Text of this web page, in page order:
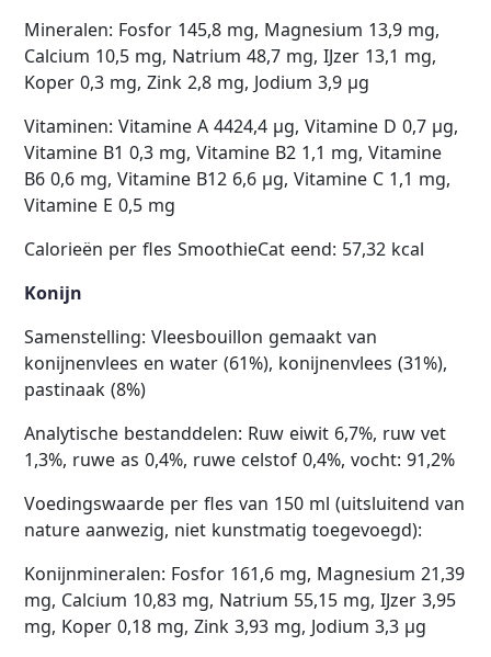
Mineralen: Fosfor 145,8 mg, Magnesium 13,9 mg,
Calcium 10,5 mg, Natrium 48,7 mg, IJzer 13,1 mg,
Koper 0,3 mg, Zink 2,8 mg, Jodium 3,9 µg
Vitaminen: Vitamine A 4424,4 µg, Vitamine D 0,7 µg,
Vitamine B1 0,3 mg, Vitamine B2 1,1 mg, Vitamine
B6 0,6 mg, Vitamine B12 6,6 µg, Vitamine C 1,1 mg,
Vitamine E 0,5 mg
Calorieën per fles SmoothieCat eend: 57,32 kcal
Konijn
Samenstelling: Vleesbouillon gemaakt van
konijnenvlees en water (61%), konijnenvlees (31%),
pastinaak (8%)
Analytische bestanddelen: Ruw eiwit 6,7%, ruw vet
1,3%, ruwe as 0,4%, ruwe celstof 0,4%, vocht: 91,2%
Voedingswaarde per fles van 150 ml (uitsluitend van
nature aanwezig, niet kunstmatig toegevoegd):
Konijnmineralen: Fosfor 161,6 mg, Magnesium 21,39
mg, Calcium 10,83 mg, Natrium 55,15 mg, IJzer 3,95
mg, Koper 0,18 mg, Zink 3,93 mg, Jodium 3,3 µg